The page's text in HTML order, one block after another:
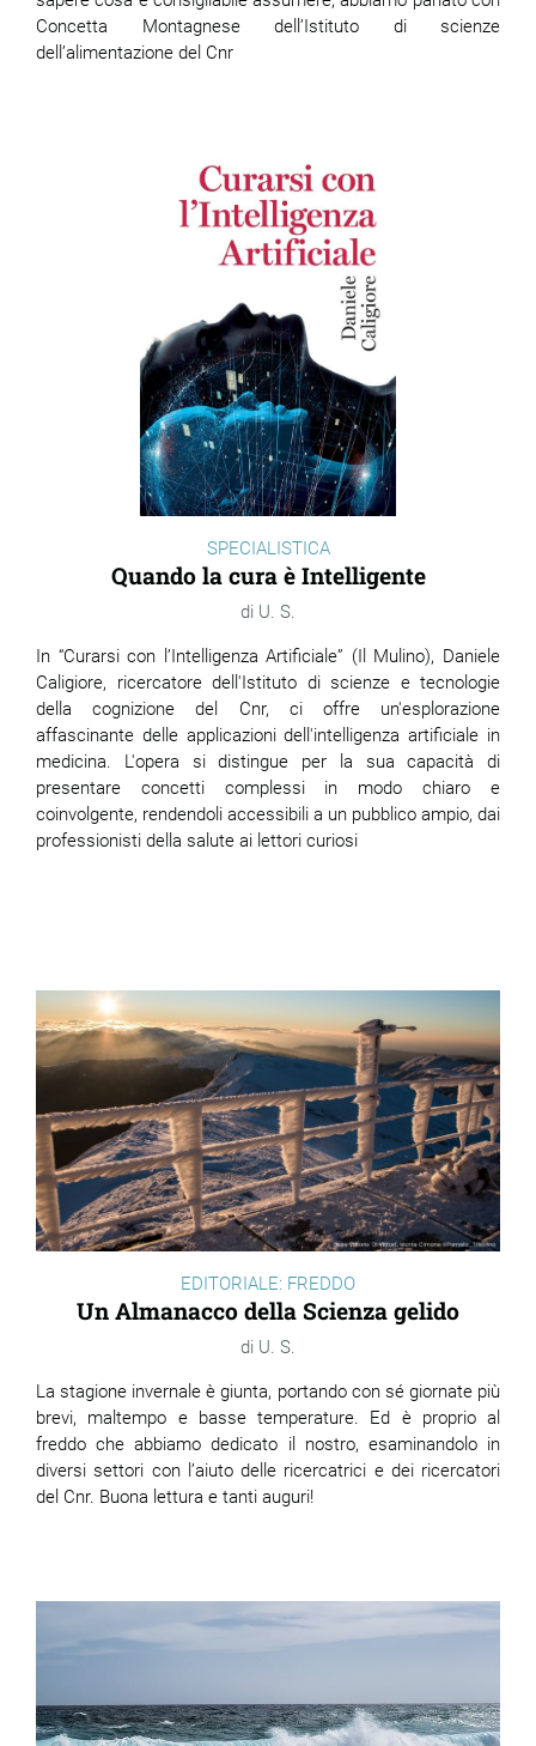
Concetta Montagnese dell’Istituto di scienze
dell’alimentazione del Cnr
SPECIALISTICA
Quando la cura è Intelligente
U. S.
In “Curarsi con l’Intelligenza Artificiale” (Il Mulino), Daniele
Caligiore, ricercatore dell'Istituto di scienze e tecnologie
della cognizione del Cnr, ci offre un'esplorazione
affascinante delle applicazioni dell'intelligenza artificiale in
medicina. L'opera si distingue per la sua capacità di
presentare concetti complessi in modo chiaro e
coinvolgente, rendendoli accessibili a un pubblico ampio, dai
professionisti della salute ai lettori curiosi
EDITORIALE: FREDDO
Un Almanacco della Scienza gelido
U. S.
La stagione invernale è giunta, portando con sé giornate più
brevi, maltempo e basse temperature. Ed è proprio al
freddo che abbiamo dedicato il nostro, esaminandolo in
diversi settori con l’aiuto delle ricercatrici e dei ricercatori
del Cnr. Buona lettura e tanti auguri!